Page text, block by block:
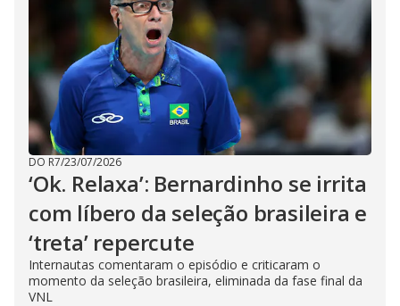
DO R7/23/07/2026
‘Ok. Relaxa’: Bernardinho se irrita
com líbero da seleção brasileira e
‘treta’ repercute
Internautas comentaram o episódio e criticaram o
momento da seleção brasileira, eliminada da fase final da
VNL